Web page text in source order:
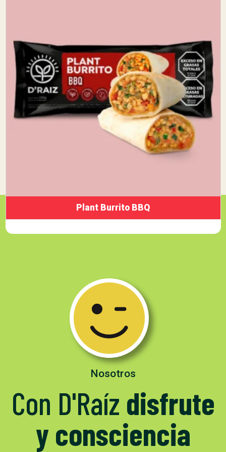
Plant Burrito BBQ
Nosotros
Con D'Raíz disfrute
y consciencia